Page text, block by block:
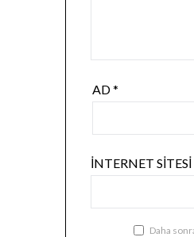
AD*
İNTERNET SITESI
Daha